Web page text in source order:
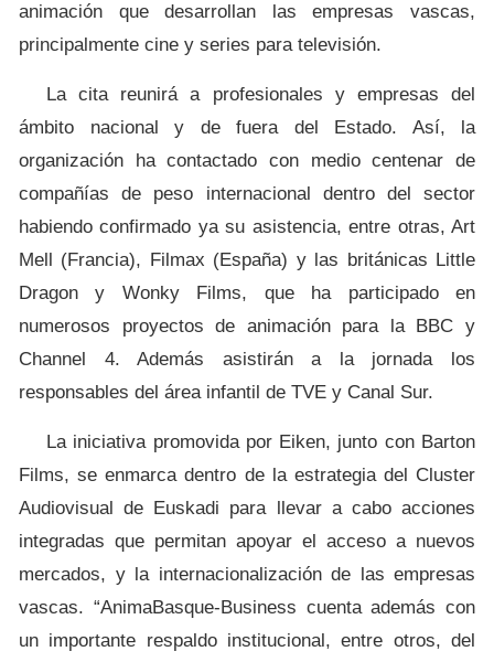
animación que desarrollan las empresas vascas,
principalmente cine y series para televisión.
La cita reunirá a profesionales y empresas del
ámbito nacional y de fuera del Estado. Así, la
organización ha contactado con medio centenar de
compañías de peso internacional dentro del sector
habiendo confirmado ya su asistencia, entre otras, Art
Mell (Francia), Filmax (España) y las británicas Little
Dragon y Wonky Films, que ha participado en
numerosos proyectos de animación para la BBC y
Channel 4. Además asistirán a la jornada los
responsables del área infantil de TVE y Canal Sur.
La iniciativa promovida por Eiken, junto con Barton
Films, se enmarca dentro de la estrategia del Cluster
Audiovisual de Euskadi para llevar a cabo acciones
integradas que permitan apoyar el acceso a nuevos
mercados, y la internacionalización de las empresas
vascas. “AnimaBasque-Business cuenta además con
un importante respaldo institucional, entre otros, del